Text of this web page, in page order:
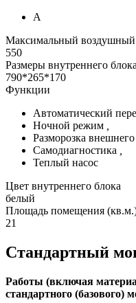
А
Максимальный воздушный
550
Размеры внутреннего
790*265*170
Функции
Автоматический
Ночной режим
Разморозка внешнего
Самодиагностика
Теплый насос
Цвет внутреннего блока
белый
Площадь помещения
21
Стандартный
Работы (включая
стандартного (базового)